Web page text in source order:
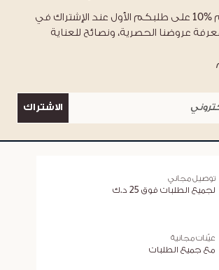
احصلوا على خصم %10 على طلبكم الأول عند الإشتراك في
عروضنا الحصرية، ونصائح للعناية
الاشتراك
توصيل مجاني
لجميع الطلبات فوق 25 د.ك
عيّنات مجانية
مع جميع الطلبات